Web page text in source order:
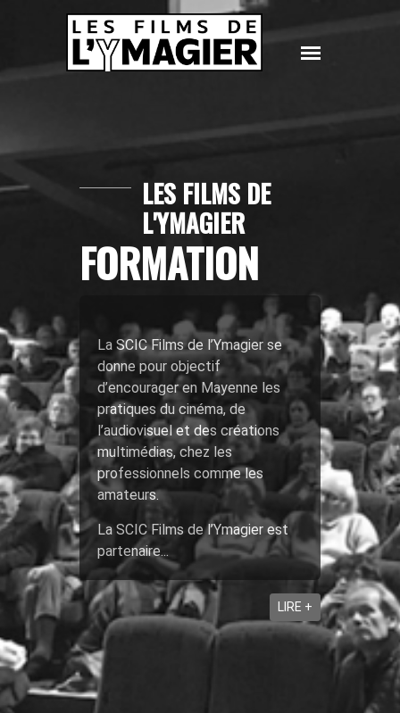
LES FILMS DE
L'YMAGIER
FORMATION
La SCIC Films de l’Ymagier se
donne pour objectif
d’encourager en Mayenne les
pratiques du cinéma, de
l’audiovisuel et des créations
multimédias, chez les
professionnels comme les
amateurs.
La SCIC Films de l’Ymagier est
partenaire...
LIRE +